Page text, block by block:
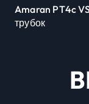
Amaran PT4c
трубок